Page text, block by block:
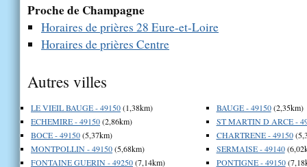
Proche de Champagne
Horaires de prières 28 Eure-et-Loire
Horaires de prières Centre
Autres villes
LE VIEIL BAUGE - 49150(1,38km)
ECHEMIRE - 49150(2,86km)
BOCE - 49150(5,37km)
MONTPOLLIN - 49150(5,68km)
FONTAINE GUERIN - 49250(7,14km)
BAUGE - 49150(2,35km)
ST MARTIN D ARCE -
CHARTRENE - 49150
SERMAISE - 49140
PONTIGNE - 49150